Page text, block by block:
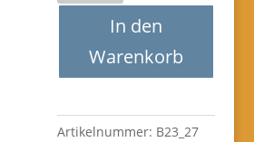
Menge
In den
Warenkorb
Artikelnummer: B23_27